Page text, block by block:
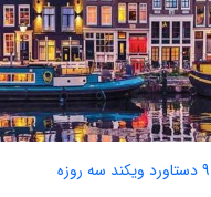
9 دستاورد ویکند سه روزه